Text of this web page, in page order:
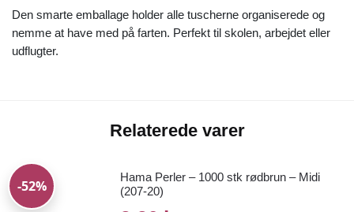
Den smarte emballage holder alle tuscherne organiserede og
nemme at have med på farten. Perfekt til skolen, arbejdet eller
udflugter.
Relaterede varer
-52%
Hama Perler – 1000 stk rødbrun – Midi
(207-20)